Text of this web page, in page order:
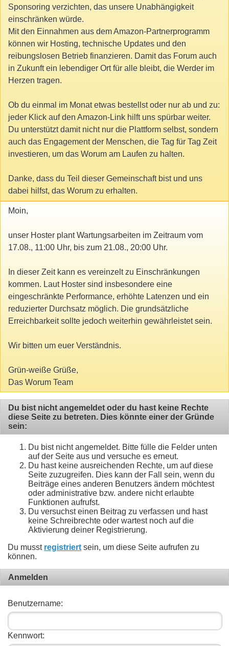
Sponsoring verzichten, das unsere Unabhängigkeit
einschränken würde.
Mit den Einnahmen aus dem Amazon-Partnerprogramm
können wir Hosting, technische Updates und den
reibungslosen Betrieb finanzieren. Damit das Forum auch
in Zukunft ein lebendiger Ort für alle bleibt, die Werder im
Herzen tragen.
Ob du einmal im Monat etwas bestellst oder nur ab und zu:
jeder Klick auf den Amazon-Link hilft uns spürbar weiter.
Du unterstützt damit nicht nur die Plattform selbst, sondern
auch das Engagement der Menschen, die Tag für Tag Zeit
investieren, um das Worum am Laufen zu halten.
Danke, dass du Teil dieser Gemeinschaft bist und uns
dabei hilfst, das Worum zu erhalten.
Moin,
unser Hoster plant Wartungsarbeiten im Zeitraum vom
17.08., 11:00 Uhr, bis zum 21.08., 20:00 Uhr.
In dieser Zeit kann es vereinzelt zu Einschränkungen
kommen. Laut Hoster sind insbesondere eine
eingeschränkte Performance, erhöhte Latenzen und ein
reduzierter Durchsatz möglich. Die grundsätzliche
Erreichbarkeit sollte jedoch weiterhin gewährleistet sein.
Wir bitten um euer Verständnis.
Grün-weiße Grüße,
Das Worum Team
Du bist nicht angemeldet oder du hast keine Rechte
diese Seite zu betreten. Dies könnte einer der Gründe
sein:
Du bist nicht angemeldet. Bitte fülle die Felder unten
auf der Seite aus und versuche es erneut.
Du hast keine ausreichenden Rechte, um auf diese
Seite zuzugreifen. Dies kann der Fall sein, wenn du
Beiträge eines anderen Benutzers ändern möchtest
oder administrative bzw. andere nicht erlaubte
Funktionen aufrufst.
Du versuchst einen Beitrag zu verfassen und hast
keine Schreibrechte oder wartest noch auf die
Aktivierung deiner Registrierung.
Du musst registriert sein, um diese Seite aufrufen zu
können.
Anmelden
Benutzername:
Kennwort: